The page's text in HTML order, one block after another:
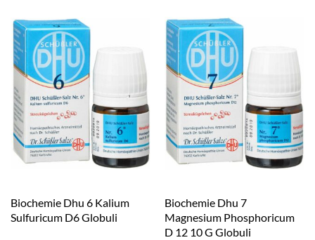
Biochemie Dhu 6 Kalium
Sulfuricum D6 Globuli
Biochemie Dhu 7
Magnesium Phosphoricum
D 12 10 G Globuli